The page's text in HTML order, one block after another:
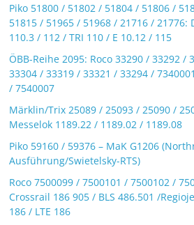
Piko 51800 / 51802 / 51804 / 51806 /
51815 / 51965 / 51968 / 21716 / 21776:
110.3 / 112 / TRI 110 / E 10.12 / 115
ÖBB-Reihe 2095: Roco 33290 / 33292 /
33304 / 33319 / 33321 / 33294 /
/ 7540007
Märklin/Trix 25089 / 25093 / 25090 /
Messelok 1189.22 / 1189.02 / 1189.08
Piko 59160 / 59376 – MaK G1206
Ausführung/Swietelsky-RTS)
Roco 7500099 / 7500101 / 7500102 /
Crossrail 186 905 / BLS 486.501 /
186 / LTE 186